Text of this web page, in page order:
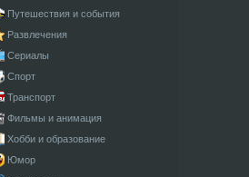
Путешествия и события
Развлечения
Сериалы
Спорт
Транспорт
Фильмы и анимация
Хобби и образование
Юмор